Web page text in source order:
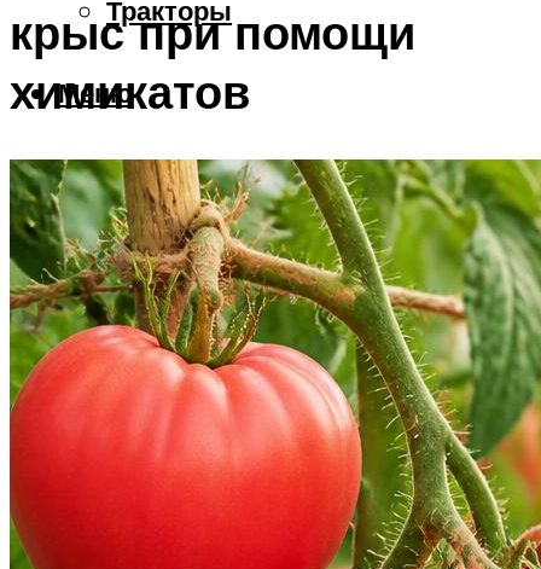
Тракторы
Меню
крыс при помощи
химикатов